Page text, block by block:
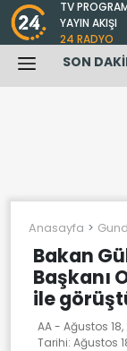
TV
YAYIN AKIŞI
24 RADYO
SON
Anasayfa
Bakan
Başkanı
ile
AA - Ağustos
Tarihi: Ağustos